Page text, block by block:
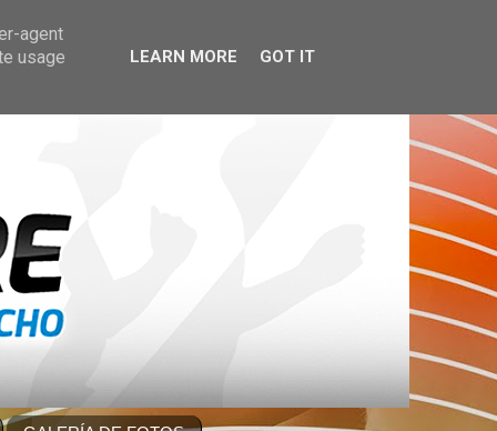
agent
usage
LEARN MORE GOT IT